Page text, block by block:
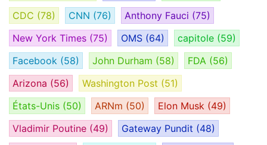
CDC (78) CNN (76) Anthony Fauci (75)
New York Times (75) OMS (64) capitole (59)
Facebook (58) John Durham (58) FDA (56)
Arizona (56) Washington Post (51)
États-Unis (50) ARNm (50) Elon Musk (49)
Vladimir Poutine (49) Gateway Pundit (48)